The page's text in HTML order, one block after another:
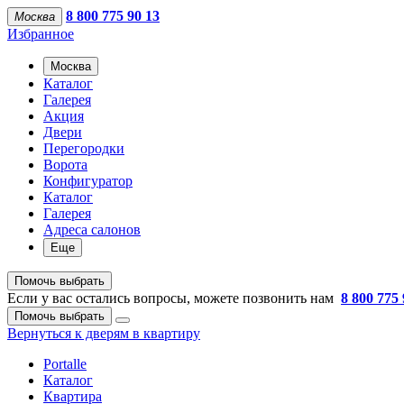
Москва
8 800 775 90 13
Избранное
Москва
Каталог
Галерея
Акция
Двери
Перегородки
Ворота
Конфигуратор
Каталог
Галерея
Адреса салонов
Еще
Помочь выбрать
Если у вас остались вопросы, можете позвонить нам 8 800 775
Помочь выбрать
Вернуться к дверям в квартиру
Portalle
Каталог
Квартира